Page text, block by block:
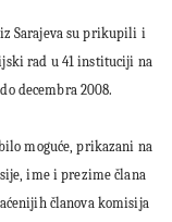
Sarajeva su prikupili i
rad u 41 instituciji na
decembra 2008.
moguće, prikazani na
ime i prezime člana
članova komisija